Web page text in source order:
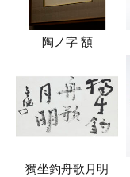
陶ノ字 額
獨坐釣舟歌月明